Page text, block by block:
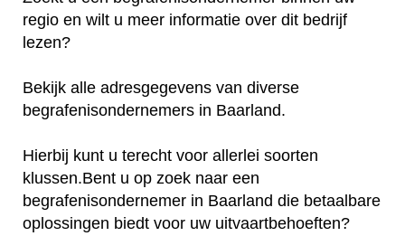
regio en wilt u meer informatie over dit bedrijf
lezen?
Bekijk alle adresgegevens van diverse
begrafenisondernemers in Baarland.
Hierbij kunt u terecht voor allerlei soorten
klussen.Bent u op zoek naar een
begrafenisondernemer in Baarland die betaalbare
oplossingen biedt voor uw uitvaartbehoeften?